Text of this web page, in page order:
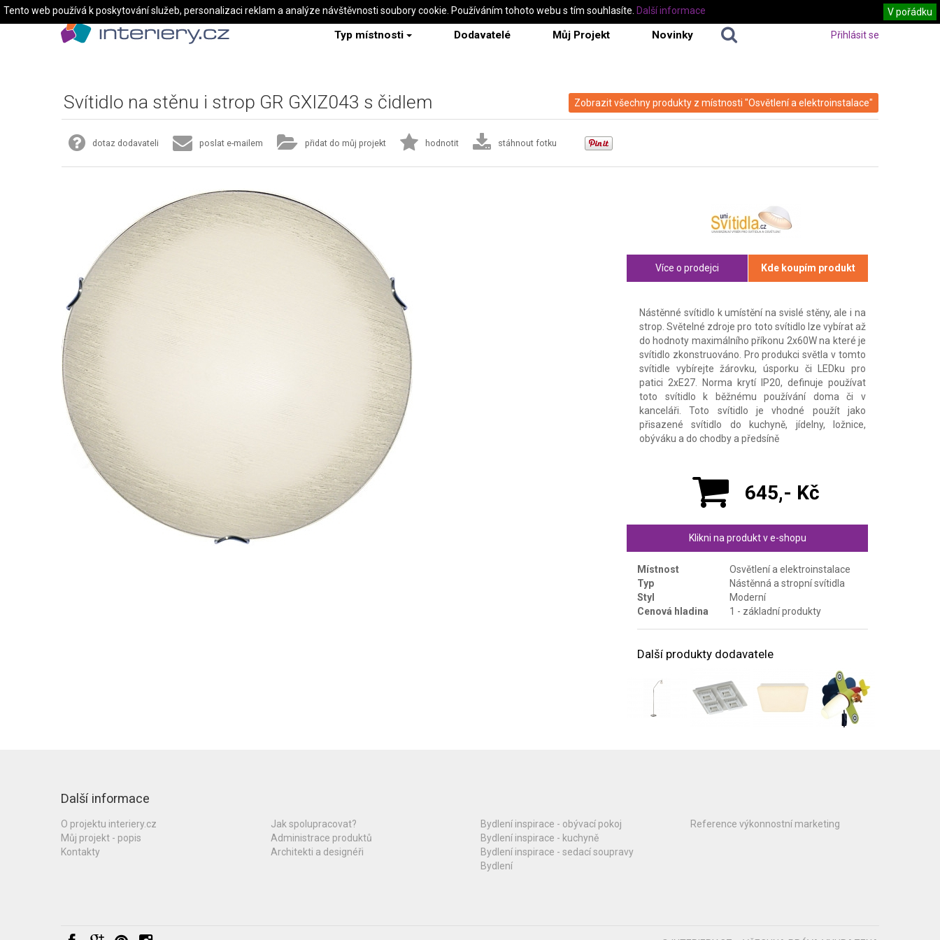
Typ místnosti Dodavatelé Můj Projekt Novinky Přihlásit se
Zobrazit všechny produkty z místnosti "Osvětlení a elektroinstalace"
Svítidlo na stěnu i strop GR GXIZ043 s čidlem
dotaz dodavateli poslat e-mailem přidat do můj projekt hodnotit stáhnout fotku
Více o prodejci Kde koupím produkt
Nástěnné svítidlo k umístění na svislé stěny, ale i na
strop. Světelné zdroje pro toto svítidlo lze vybírat až
do hodnoty maximálního příkonu 2x60W na které je
svítidlo zkonstruováno. Pro produkci světla v tomto
svítidle vybírejte žárovku, úsporku či LEDku pro
patici 2xE27. Norma krytí IP20, definuje používat
toto svítidlo k běžnému používání doma či v
kanceláři. Toto svítidlo je vhodné použít jako
přisazené svítidlo do kuchyně, jídelny, ložnice,
obýváku a do chodby a předsíně
645,- Kč
Klikni na produkt v e-shopu
Místnost
Osvětlení a elektroinstalace
Typ
Nástěnná a stropní svítidla
Styl
Moderní
Cenová hladina
1 - základní produkty
Další produkty dodavatele
Další informace
O projektu interiery.cz
Můj projekt - popis
Kontakty
Jak spolupracovat?
Administrace produktů
Architekti a designéři
Bydlení inspirace - obývací pokoj
Bydlení inspirace - kuchyně
Bydlení inspirace - sedací soupravy
Bydlení
Reference výkonnostní marketing
Tento web používá k poskytování služeb, personalizaci reklam a analýze návštěvnosti soubory cookie. Používáním tohoto webu s tím souhlasíte. V pořádku
Další informace